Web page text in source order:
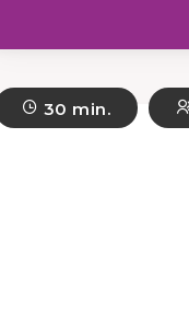
30 min.